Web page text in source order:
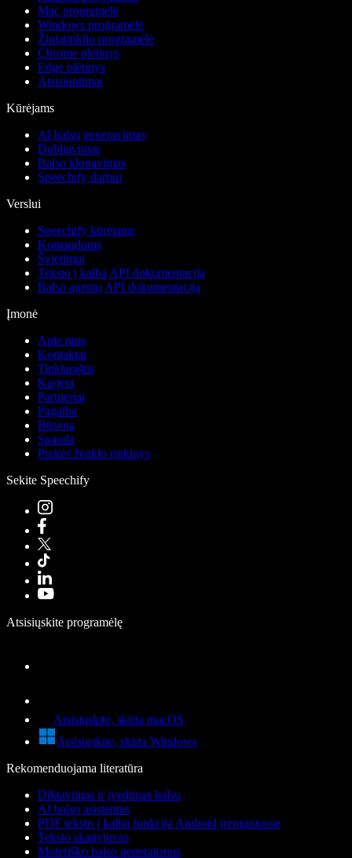
Mac programėlė
Windows programėlė
Žiniatinklio programėlė
Chrome plėtinys
Edge plėtinys
Atsisiuntimai
Kūrėjams
AI balsų generavimas
Dubliavimas
Balso klonavimas
Speechify darbui
Verslui
Speechify kūrėjams
Komandoms
Švietimui
Teksto į kalbą API dokumentacija
Balso agentų API dokumentacija
Įmonė
Apie mus
Kontaktai
Tinklaraštis
Karjera
Partneriai
Pagalba
Būsena
Spauda
Prekės ženklo rinkinys
Sekite Speechify
Atsisiųskite programėlę
Atsisiųskite, skirta macOS
Atsisiųskite, skirta Windows
Rekomenduojama literatūra
Diktavimas ir įvedimas balsu
AI balso asistentas
PDF teksto į kalbą funkcija Android įrenginiuose
Teksto skaitytuvas
Moteriško balso generatorius